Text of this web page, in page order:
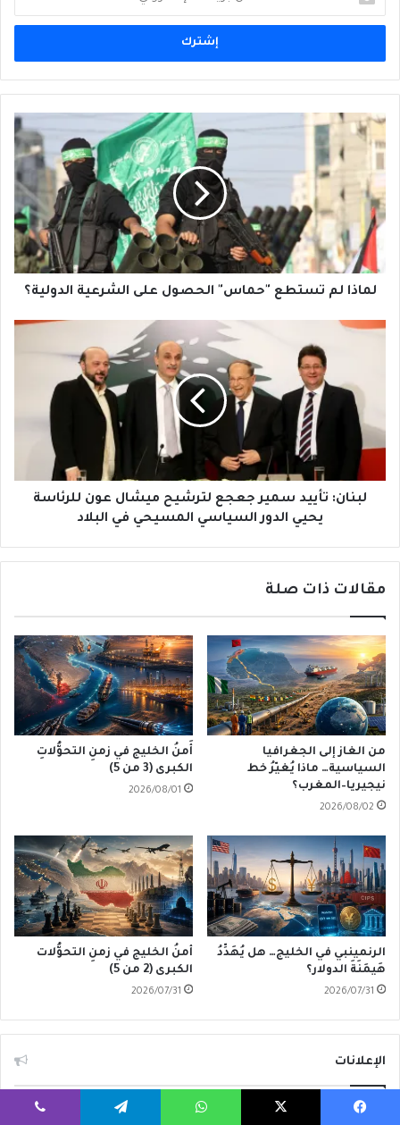
بريدك
الإلكتروني
لماذا
لم
"حماس"
الحصول
على
الشرعية
الدولية؟
لماذا لم تستطع "حماس" الحصول على الشرعية الدولية؟
لبنان:
جعجع
لترشيح
ميشال
للرئاسة
يحيي
الدورلبنان: تأييد سمير جعجع لترشيح ميشال عون للرئاسة
يحيي الدور السياسي المسيحي في البلاد
مقالات ذات صلة
من الغاز إلى الجغرافيا
السياسية… ماذا يُغيّرُ خط
نيجيريا–المغرب؟
2026/08/02
أَمنُ الخليج في زمنِ التحوُّلاتِ
الكبرى (3 من 5)
2026/08/01
الرنمينبي في الخليج… هل يُهَدِّدُ
هَيمَنَةَ الدولار؟
2026/07/31
أمنُ الخليج في زمنِ التحوُّلات
الكبرى (2 من 5)
2026/07/31
الإعلانات